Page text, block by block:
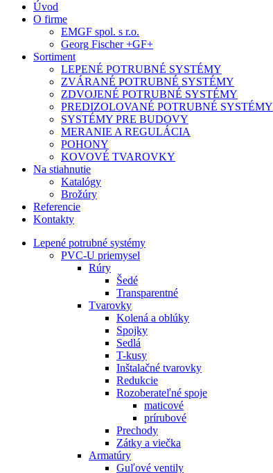
Úvod
O firme
EMGF spol. s r.o.
Georg Fischer +GF+
Sortiment
LEPENÉ POTRUBNÉ SYSTÉMY
ZVÁRANÉ POTRUBNÉ SYSTÉMY
ZDVOJENÉ POTRUBNÉ SYSTÉMY
PREDIZOLOVANÉ POTRUBNÉ SYSTÉMY
SYSTÉMY PRE BUDOVY
MERANIE A REGULÁCIA
POHONY
KOVOVÉ TVAROVKY
Na stiahnutie
Katalógy
Brožúry
Referencie
Kontakty
Lepené potrubné systémy
PVC-U priemysel
Rúry
Šedé
Transparentné
Tvarovky
Kolená a oblúky
Spojky
Sedlá
T-kusy
Inštalačné tvarovky
Redukcie
Rozoberateľné spoje
maticové
prírubové
Prechody
Zátky a viečka
Armatúry
Guľové ventily